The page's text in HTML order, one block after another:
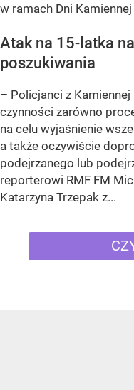
w ramach Dni Kamiennej
Atak na 15-latka
poszukiwania
– Policjanci z
czynności zarówno
na celu wyjaśnienie
a także oczywiście
podejrzanego lub
reporterowi RMF FM
Katarzyna Trzepak z...